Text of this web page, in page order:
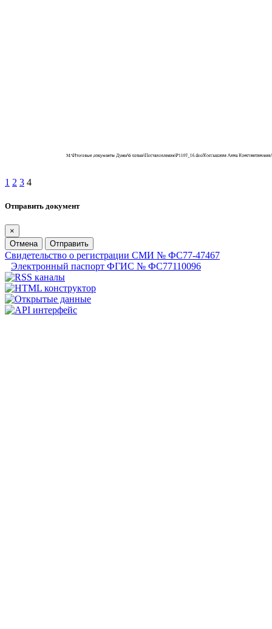
1 2 3 4
Отправить документ
×
Отмена
Отправить
Свидетельство о регистрации СМИ № ФС77-47467
Электронный паспорт ФГИС № ФС77110096